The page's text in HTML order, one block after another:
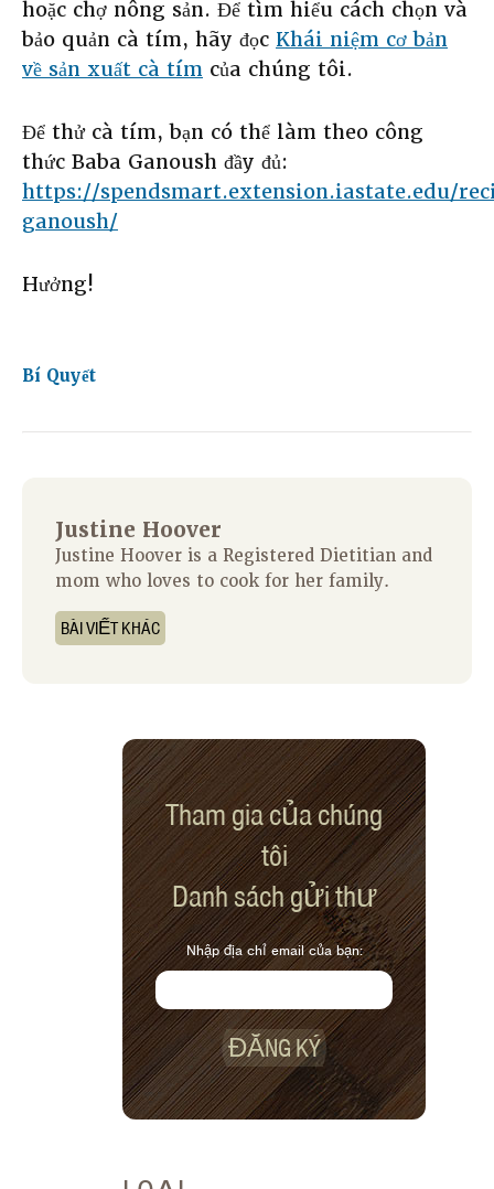
hoặc chợ nông sản. Để tìm hiểu cách chọn và
bảo quản cà tím, hãy đọc Khái niệm cơ bản
về sản xuất cà tím của chúng tôi.
Để thử cà tím, bạn có thể làm theo công
thức Baba Ganoush đầy đủ:
https://spendsmart.extension.iastate.edu/
ganoush/
Hưởng!
Bí Quyết
Justine Hoover
Justine Hoover is a Registered Dietitian and
mom who loves to cook for her family.
BÀI VIẾT KHÁC
Tham gia của chúng
tôi
Danh sách gửi thư
Nhập địa chỉ email của bạn:
ĐĂNG KÝ